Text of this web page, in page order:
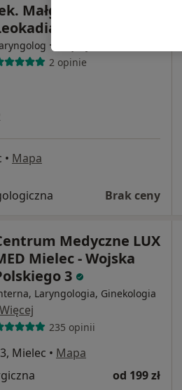
Małgorzata
Pacholec
·
2 opinie
• Mapa
Brak ceny
Medyczne LUX
Mielec - Wojska
3
Laryngologia, Ginekologia
Więcej
235 opinii
Mielec • Mapa
od 199 zł